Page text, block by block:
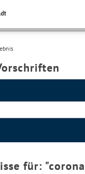
für: "corona